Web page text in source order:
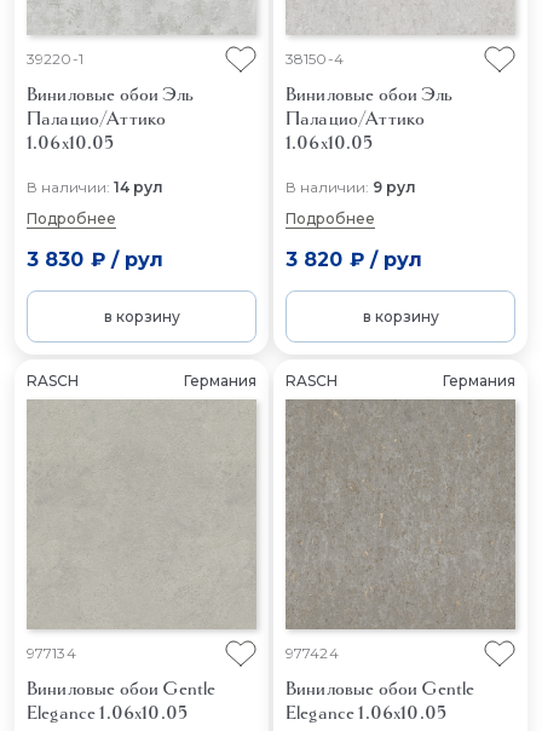
39220-1
Виниловые обои Эль
Палацио/Аттико
1.06x10.05
В наличии: 14 рул
Подробнее
3 830 ₽/ рул
в корзину
38150-4
Виниловые обои Эль
Палацио/Аттико
1.06x10.05
В наличии: 9 рул
Подробнее
3 820 ₽/ рул
в корзину
RASCH Германия
977134
Виниловые обои Gentle
Elegance 1.06x10.05
RASCH Германия
977424
Виниловые обои Gentle
Elegance 1.06x10.05